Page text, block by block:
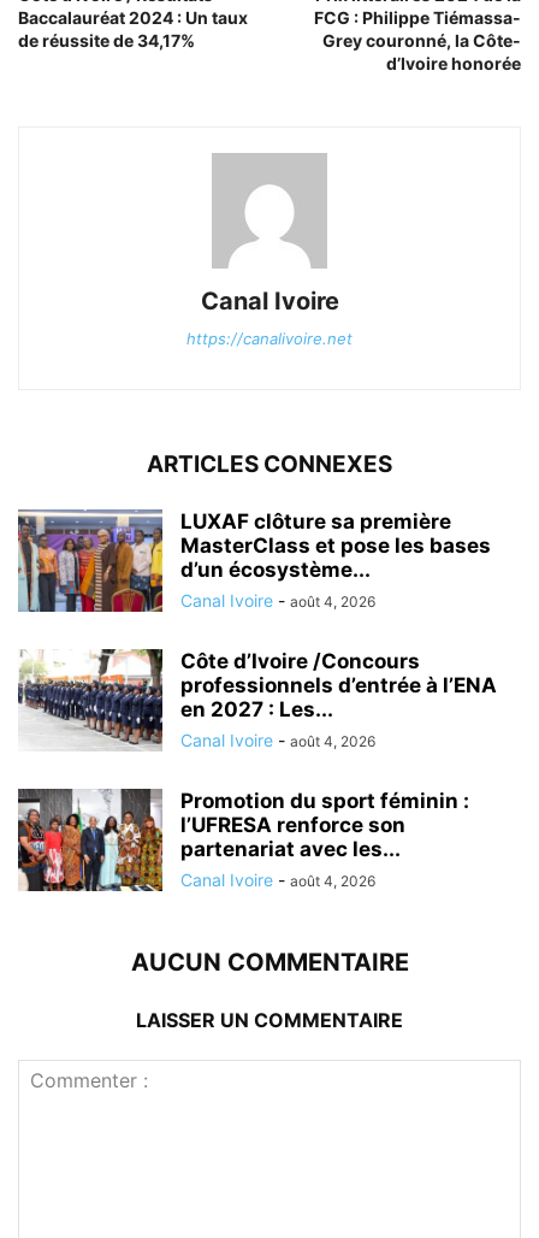
Baccalauréat 2024 : Un taux
de réussite de 34,17%
FCG : Philippe Tiémassa-
Grey couronné, la Côte-
d’Ivoire honorée
Canal Ivoire
https://canalivoire.net
ARTICLES CONNEXES
LUXAF clôture sa première
MasterClass et pose les bases
d’un écosystème...
Canal Ivoire - août 4, 2026
Côte d’Ivoire /Concours
professionnels d’entrée à l’ENA
en 2027 : Les...
Canal Ivoire - août 4, 2026
Promotion du sport féminin :
l’UFRESA renforce son
partenariat avec les...
Canal Ivoire - août 4, 2026
AUCUN COMMENTAIRE
LAISSER UN COMMENTAIRE